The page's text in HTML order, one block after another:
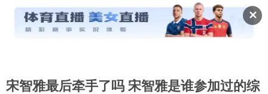
✕
宋智雅最后牵手了吗 宋智雅是谁参加过的综